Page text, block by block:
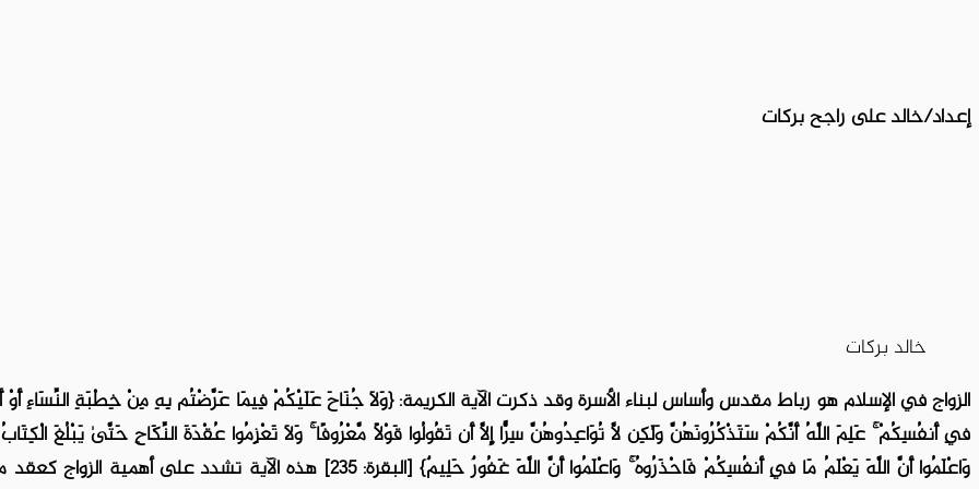
إعداد/خالد على راجح بركات
خالد بركات
الزواج في الإسلام هو رباط مقدس وأساس لبناء الأسرة وقد ذكرت الآية الكريمة: {وَلَا جُنَاحَ عَلَيْكُمْ فِيمَا عَرَّضْتُم بِهِ مِنْ خِطْبَةِ النِّسَاءِ أَوْ
فِي أَنفُسِكُمْ ۚ عَلِمَ اللَّهُ أَنَّكُمْ سَتَذْكُرُونَهُنَّ وَلَٰكِن لَّا تُوَاعِدُوهُنَّ سِرًّا إِلَّا أَن تَقُولُوا قَوْلًا مَّعْرُوفًا ۚ وَلَا تَعْزِمُوا عُقْدَةَ النِّكَاحِ حَتَّىٰ يَبْلُغَ
وَاعْلَمُوا أَنَّ اللَّهَ يَعْلَمُ مَا فِي أَنفُسِكُمْ فَاحْذَرُوهُ ۚ وَاعْلَمُوا أَنَّ اللَّهَ غَفُورٌ حَلِيمٌ} [البقرة: 235] هذه الآية تشدد على